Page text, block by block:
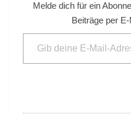
Melde dich für ein
Beiträge per
Gib deine E-Mail-Adresse ein ...